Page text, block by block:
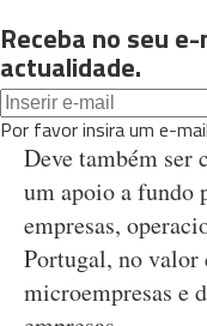
Receba no seu
actualidade.
Por favor insira um e-
Deve também ser
um apoio a fundo
empresas,
Portugal, no valor
microempresas e